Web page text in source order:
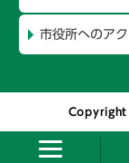
市役所へのアク
Copyright